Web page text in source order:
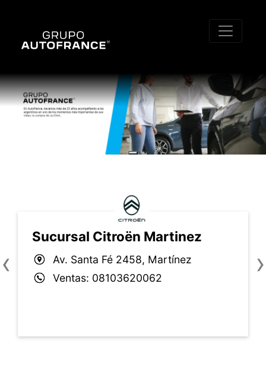
Sucursal Citroën Martinez
Av. Santa Fé 2458, Martínez
Ventas: 08103620062
Anterior